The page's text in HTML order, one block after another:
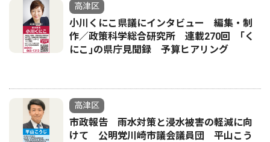
高津区
小川くにこ県議にインタビュー 編集・制
作／政策科学総合研究所 連載270回 ｢く
にこ｣の県庁見聞録 予算ヒアリング
高津区
市政報告 雨水対策と浸水被害の軽減に向
けて 公明党川崎市議会議員団 平山こう